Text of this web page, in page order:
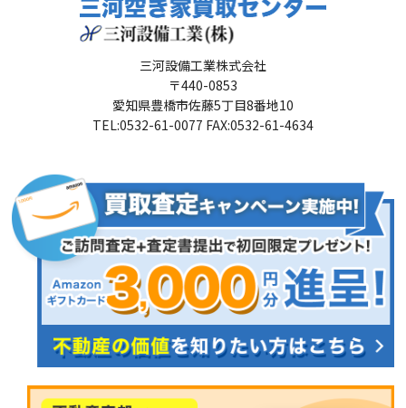
三河設備工業株式会社
〒440-0853
愛知県豊橋市佐藤5丁目8番地10
TEL:0532-61-0077 FAX:0532-61-4634